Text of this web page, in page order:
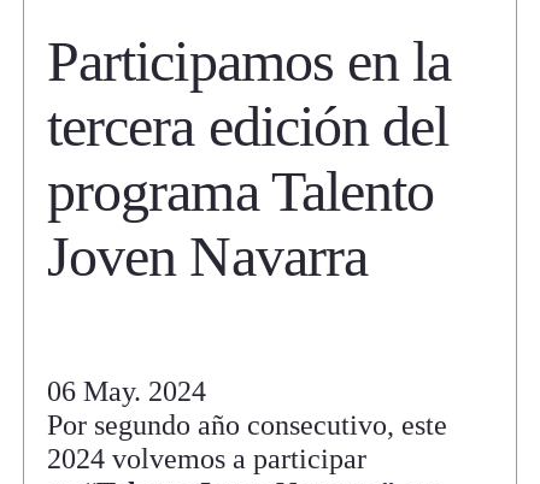
Participamos en la
tercera edición del
programa Talento
Joven Navarra
06 May. 2024
Por segundo año consecutivo, este
2024 volvemos a participar